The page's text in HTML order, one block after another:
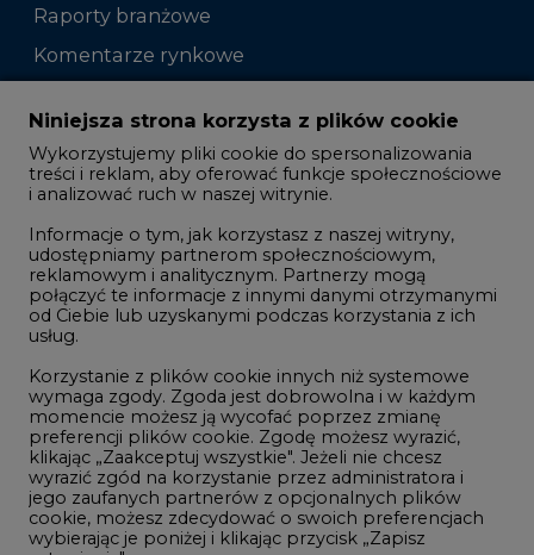
Raporty branżowe
Komentarze rynkowe
Zmiany kadrowe na rynku
Studio CIRE
Rozmowy o energetyce
Gospodarka
Geopolityka
LTE450
Innowacje i AI
Telekomunikacja i IT
Handel emisjami CO2
Wodór
Górnictwo
Niniejsza strona korzysta z plików cookie
Wykorzystujemy pliki cookie do spersonalizowania
treści i reklam, aby oferować funkcje społecznościowe
i analizować ruch w naszej witrynie.
Informacje o tym, jak korzystasz z naszej witryny,
udostępniamy partnerom społecznościowym,
reklamowym i analitycznym. Partnerzy mogą
połączyć te informacje z innymi danymi otrzymanymi
od Ciebie lub uzyskanymi podczas korzystania z ich
usług.
Korzystanie z plików cookie innych niż systemowe
wymaga zgody. Zgoda jest dobrowolna i w każdym
momencie możesz ją wycofać poprzez zmianę
preferencji plików cookie. Zgodę możesz wyrazić,
klikając „Zaakceptuj wszystkie". Jeżeli nie chcesz
wyrazić zgód na korzystanie przez administratora i
jego zaufanych partnerów z opcjonalnych plików
cookie, możesz zdecydować o swoich preferencjach
wybierając je poniżej i klikając przycisk „Zapisz